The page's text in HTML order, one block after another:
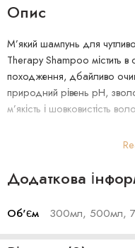
Опис
М’який шампунь для
Therapy Shampoo містить в
походження, дбайливо
природний рівень pH,
м’якість і шовковистість
Збалансована формула на
екстракти і масла
стягнутістю.
Шампунь має слабокислий
Додаткова
Об'єм 300мл, 500мл,